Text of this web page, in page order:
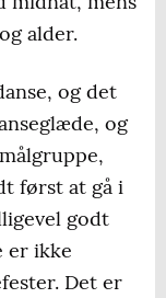
alder.
og det
og
først at gå i
godt
er ikke
Det er